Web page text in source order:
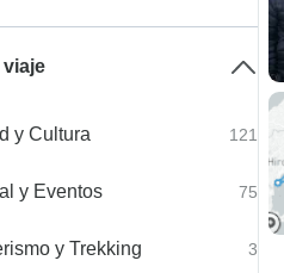
viaje
y Cultura 121
y Eventos 75
y Trekking 3